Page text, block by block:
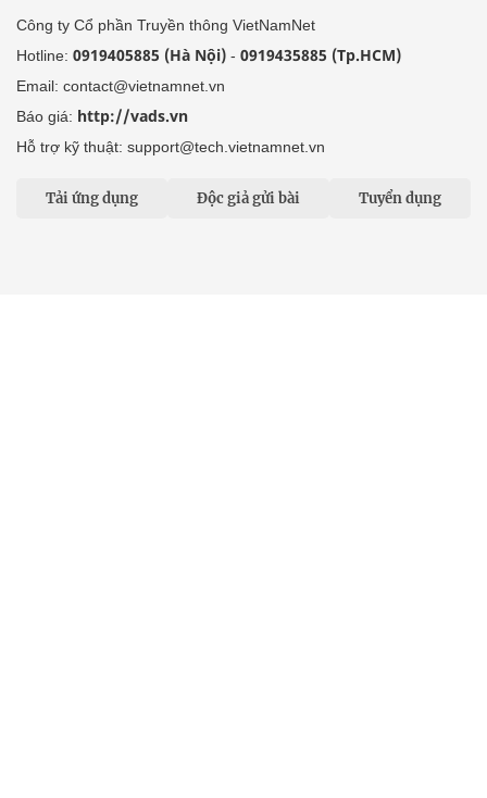
Công ty Cổ phần Truyền thông VietNamNet
Hotline: 0919405885 (Hà Nội) - 0919435885 (Tp.HCM)
Email: contact@vietnamnet.vn
Báo giá: http://vads.vn
Hỗ trợ kỹ thuật: support@tech.vietnamnet.vn
Tải ứng dụng Độc giả gửi bài Tuyển dụng